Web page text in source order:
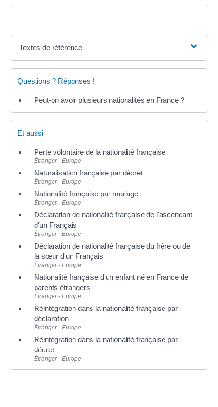
Textes de référence
Questions ? Réponses !
Peut-on avoir plusieurs nationalités en France ?
Et aussi
Perte volontaire de la nationalité française
Étranger - Europe
Naturalisation française par décret
Étranger - Europe
Nationalité française par mariage
Étranger - Europe
Déclaration de nationalité française de l'ascendant
d'un Français
Étranger - Europe
Déclaration de nationalité française du frère ou de
la sœur d'un Français
Étranger - Europe
Nationalité française d'un enfant né en France de
parents étrangers
Étranger - Europe
Réintégration dans la nationalité française par
déclaration
Étranger - Europe
Réintégration dans la nationalité française par
décret
Étranger - Europe